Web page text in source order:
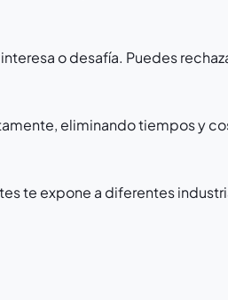
o desafía. Puedes
eliminando tiempos y
te expone a diferentes